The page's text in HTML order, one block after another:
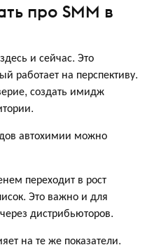
про SMM в
и сейчас. Это
работает на перспективу.
создать имидж
автохимии можно
переходит в рост
Это важно и для
дистрибьюторов.
на те же показатели.